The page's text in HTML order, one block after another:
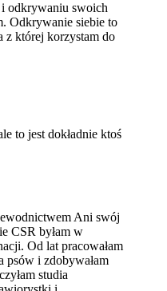
i odkrywaniu swoich
Odkrywanie siebie to
z której korzystam do
to jest dokładnie ktoś
Ani swój
CSR byłam w
Od lat pracowałam
psów i zdobywałam
studia